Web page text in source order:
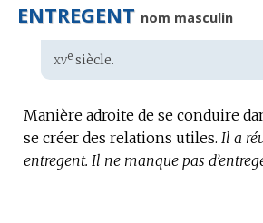
ENTREGENT nom masculin
Étymologie
:
xvesiècle.
Manière adroite de se conduire
se créer des relations utiles. Il a
entregent. Il ne manque pas